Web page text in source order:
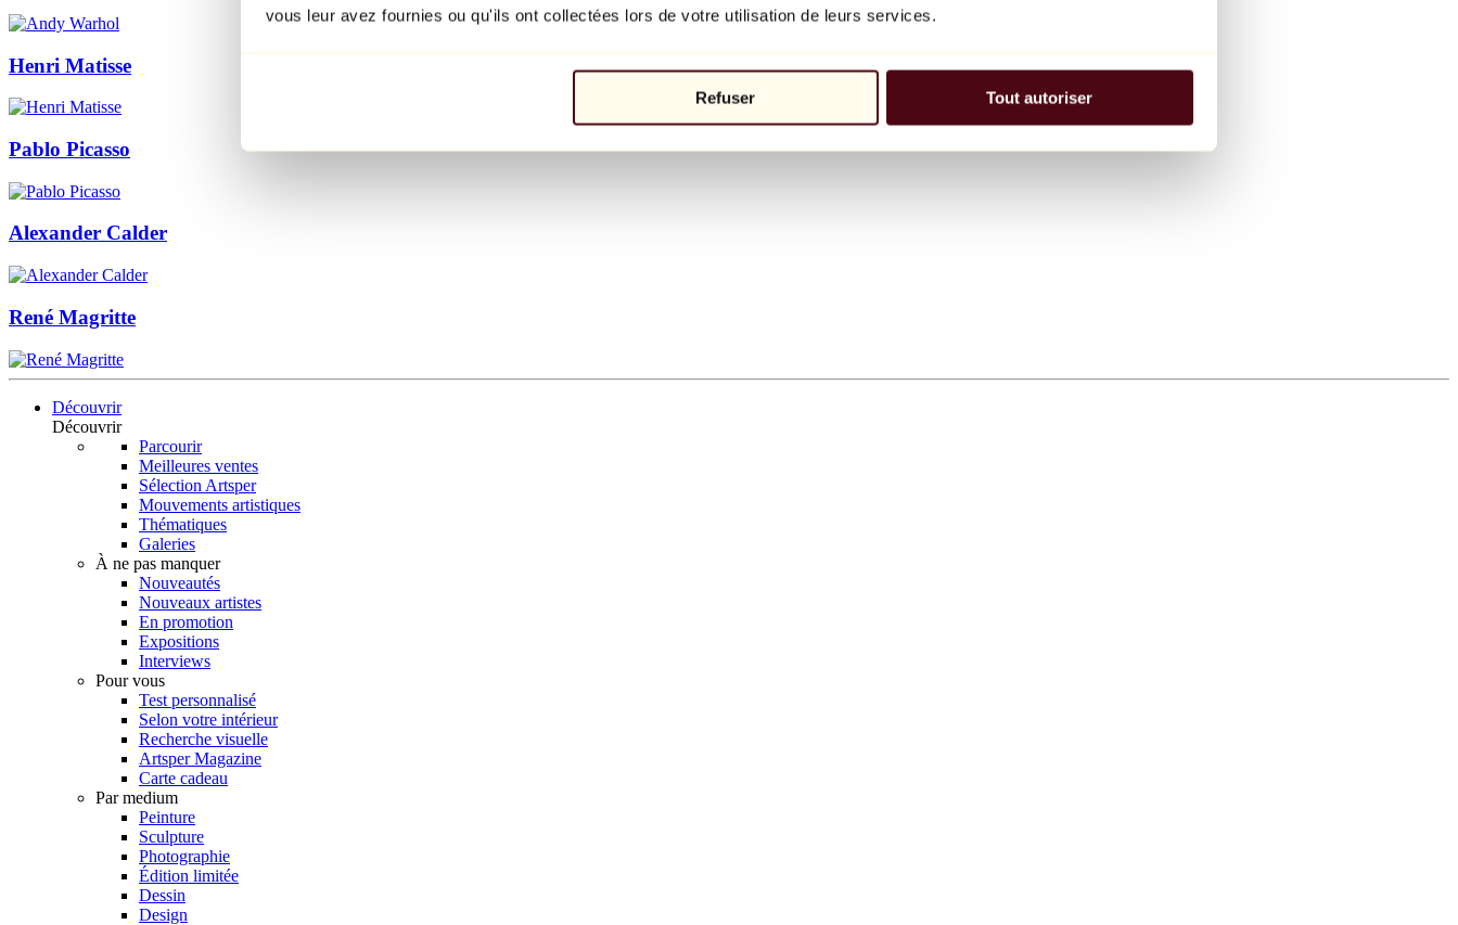
vous leur avez fournies ou qu'ils ont collectées lors de votre utilisation de leurs services.
Refuser Tout autoriser
Henri Matisse
Pablo Picasso
Alexander Calder
René Magritte
Découvrir
Découvrir
Parcourir
Meilleures ventes
Sélection Artsper
Mouvements artistiques
Thématiques
Galeries
À ne pas manquer
Nouveautés
Nouveaux artistes
En promotion
Expositions
Interviews
Pour vous
Test personnalisé
Selon votre intérieur
Recherche visuelle
Artsper Magazine
Carte cadeau
Par medium
Peinture
Sculpture
Photographie
Édition limitée
Dessin
Design